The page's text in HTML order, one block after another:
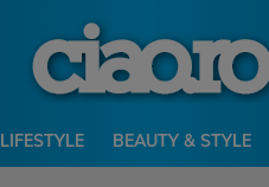
LIFESTYLE BEAUTY & STYLE